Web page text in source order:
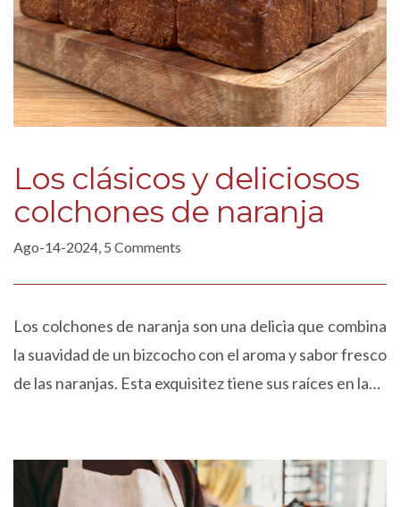
Los clásicos y deliciosos
colchones de naranja
Ago-14-2024, 5 Comments
Los colchones de naranja son una delicia que combina
la suavidad de un bizcocho con el aroma y sabor fresco
de las naranjas. Esta exquisitez tiene sus raíces en la…